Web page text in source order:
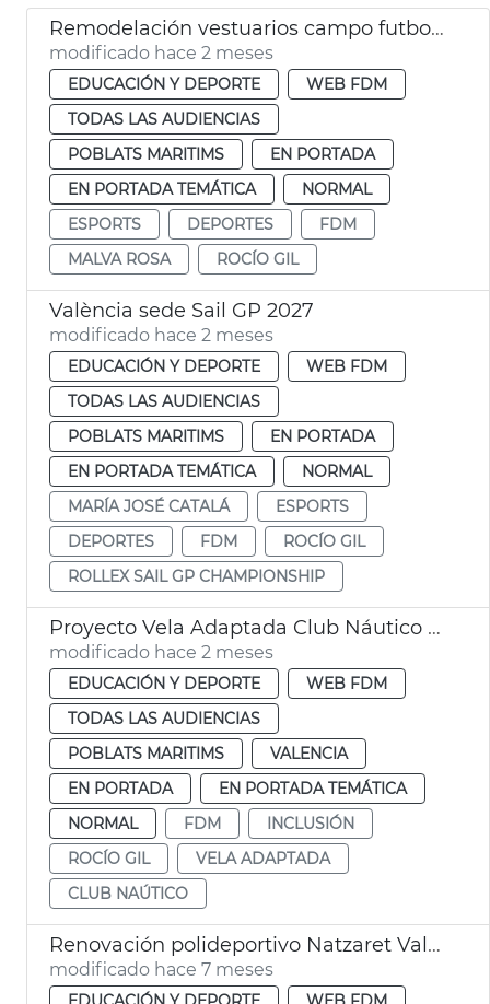
Remodelación vestuarios campo futbol la Malva-rosa València
modificado hace 2 meses
EDUCACIÓN Y DEPORTE
WEB FDM
TODAS LAS AUDIENCIAS
POBLATS MARITIMS
EN PORTADA
EN PORTADA TEMÁTICA
NORMAL
ESPORTS
DEPORTES
FDM
MALVA ROSA
ROCÍO GIL
València sede Sail GP 2027
modificado hace 2 meses
EDUCACIÓN Y DEPORTE
WEB FDM
TODAS LAS AUDIENCIAS
POBLATS MARITIMS
EN PORTADA
EN PORTADA TEMÁTICA
NORMAL
MARÍA JOSÉ CATALÁ
ESPORTS
DEPORTES
FDM
ROCÍO GIL
ROLLEX SAIL GP CHAMPIONSHIP
Proyecto Vela Adaptada Club Náutico València
modificado hace 2 meses
EDUCACIÓN Y DEPORTE
WEB FDM
TODAS LAS AUDIENCIAS
POBLATS MARITIMS
VALENCIA
EN PORTADA
EN PORTADA TEMÁTICA
NORMAL
FDM
INCLUSIÓN
ROCÍO GIL
VELA ADAPTADA
CLUB NAÚTICO
Renovación polideportivo Natzaret València
modificado hace 7 meses